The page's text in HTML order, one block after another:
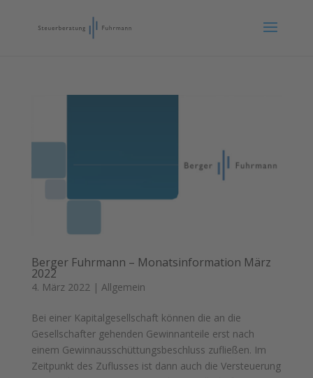
Berger Fuhrmann – Monatsinformation März
2022
4. März 2022 | Allgemein
Bei einer Kapitalgesellschaft können die an die
Gesellschafter gehenden Gewinnanteile erst nach
einem Gewinnausschüttungsbeschluss zufließen. Im
Zeitpunkt des Zuflusses ist dann auch die Versteuerung